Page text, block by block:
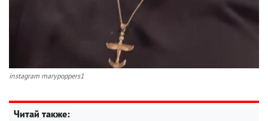
instagram marypoppers1
Читай также: